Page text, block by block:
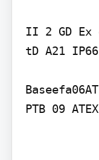
II 2 GD Ex
tD A21 IP66
PTB 09